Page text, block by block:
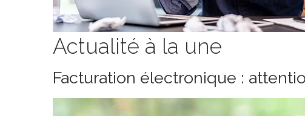
Actualité à la une
Facturation électronique :